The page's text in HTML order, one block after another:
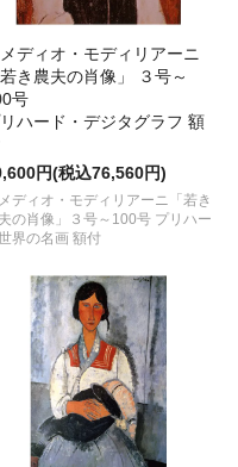
ディオ・モディリアーニ
若き農夫の肖像」 ３号～
号
ハード・デジタグラフ 額
円(税込76,560円)
ディオ・モディリアーニ「若き
の肖像」３号～100号 プリハー
界の名画 額付